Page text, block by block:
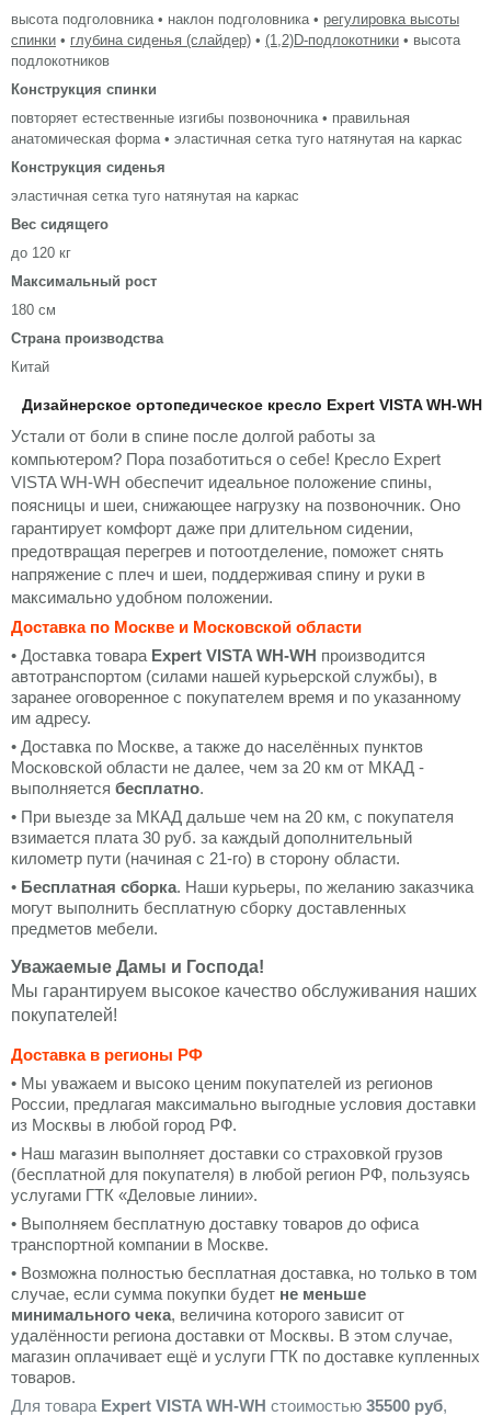
высота подголовника • наклон подголовника • регулировка высоты
спинки • глубина сиденья (слайдер) • (1,2)D-подлокотники • высота
подлокотников
Конструкция спинки
повторяет естественные изгибы позвоночника • правильная
анатомическая форма • эластичная сетка туго натянутая на каркас
Конструкция сиденья
эластичная сетка туго натянутая на каркас
Вес сидящего
до 120 кг
Максимальный рост
180 см
Страна производства
Китай
Дизайнерское ортопедическое кресло Expert VISTA WH-WH
Устали от боли в спине после долгой работы за
компьютером? Пора позаботиться о себе! Кресло Expert
VISTA WH-WH обеспечит идеальное положение спины,
поясницы и шеи, снижающее нагрузку на позвоночник. Оно
гарантирует комфорт даже при длительном сидении,
предотвращая перегрев и потоотделение, поможет снять
напряжение с плеч и шеи, поддерживая спину и руки в
максимально удобном положении.
Доставка по Москве и Московской области
• Доставка товара Expert VISTA WH-WH производится
автотранспортом (силами нашей курьерской службы), в
заранее оговоренное с покупателем время и по указанному
им адресу.
• Доставка по Москве, а также до населённых пунктов
Московской области не далее, чем за 20 км от МКАД -
выполняется бесплатно.
• При выезде за МКАД дальше чем на 20 км, с покупателя
взимается плата 30 руб. за каждый дополнительный
километр пути (начиная с 21-го) в сторону области.
• Бесплатная сборка. Наши курьеры, по желанию заказчика
могут выполнить бесплатную сборку доставленных
предметов мебели.
Уважаемые Дамы и Господа!
Мы гарантируем высокое качество обслуживания наших
покупателей!
Доставка в регионы РФ
• Мы уважаем и высоко ценим покупателей из регионов
России, предлагая максимально выгодные условия доставки
из Москвы в любой город РФ.
• Наш магазин выполняет доставки со страховкой грузов
(бесплатной для покупателя) в любой регион РФ, пользуясь
услугами ГТК «Деловые линии».
• Выполняем бесплатную доставку товаров до офиса
транспортной компании в Москве.
• Возможна полностью бесплатная доставка, но только в том
случае, если сумма покупки будет не меньше
минимального чека, величина которого зависит от
удалённости региона доставки от Москвы. В этом случае,
магазин оплачивает ещё и услуги ГТК по доставке купленных
товаров.
Для товара Expert VISTA WH-WH стоимостью 35500 руб,